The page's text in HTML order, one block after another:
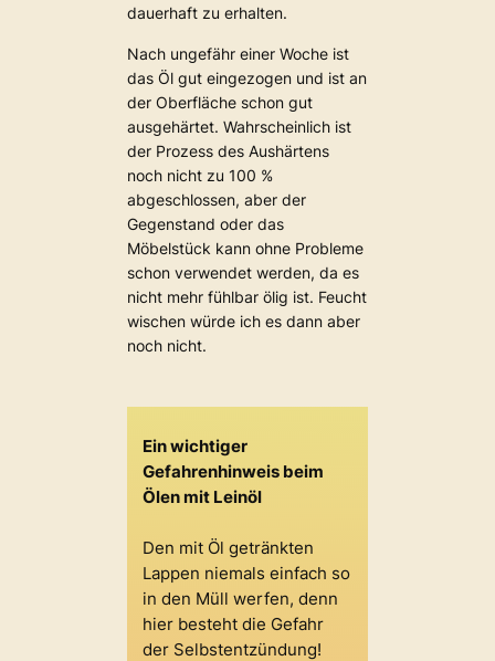
dauerhaft zu erhalten.
Nach ungefähr einer Woche ist
das Öl gut eingezogen und ist an
der Oberfläche schon gut
ausgehärtet. Wahrscheinlich ist
der Prozess des Aushärtens
noch nicht zu 100 %
abgeschlossen, aber der
Gegenstand oder das
Möbelstück kann ohne Probleme
schon verwendet werden, da es
nicht mehr fühlbar ölig ist. Feucht
wischen würde ich es dann aber
noch nicht.
Ein wichtiger
Gefahrenhinweis beim
Ölen mit Leinöl
Den mit Öl getränkten
Lappen niemals einfach so
in den Müll werfen, denn
hier besteht die Gefahr
der Selbstentzündung!